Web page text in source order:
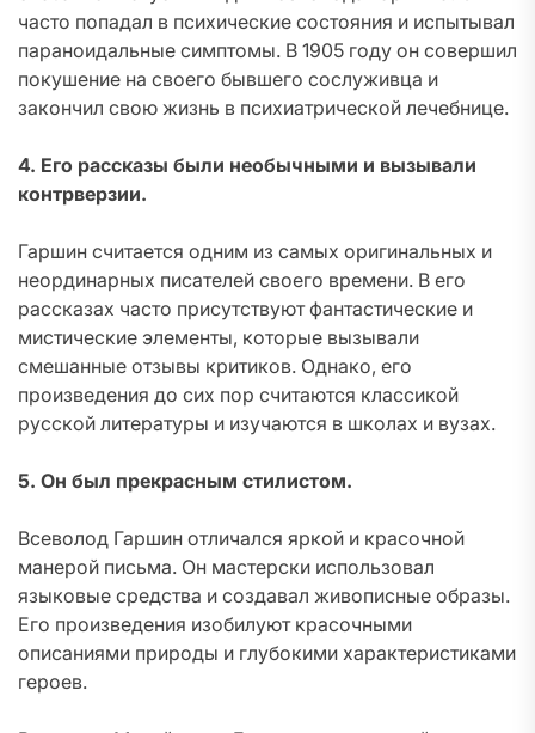
часто попадал в психические состояния и испытывал
параноидальные симптомы. В 1905 году он совершил
покушение на своего бывшего сослуживца и
закончил свою жизнь в психиатрической лечебнице.
4. Его рассказы были необычными и вызывали
контрверзии.
Гаршин считается одним из самых оригинальных и
неординарных писателей своего времени. В его
рассказах часто присутствуют фантастические и
мистические элементы, которые вызывали
смешанные отзывы критиков. Однако, его
произведения до сих пор считаются классикой
русской литературы и изучаются в школах и вузах.
5. Он был прекрасным стилистом.
Всеволод Гаршин отличался яркой и красочной
манерой письма. Он мастерски использовал
языковые средства и создавал живописные образы.
Его произведения изобилуют красочными
описаниями природы и глубокими характеристиками
героев.